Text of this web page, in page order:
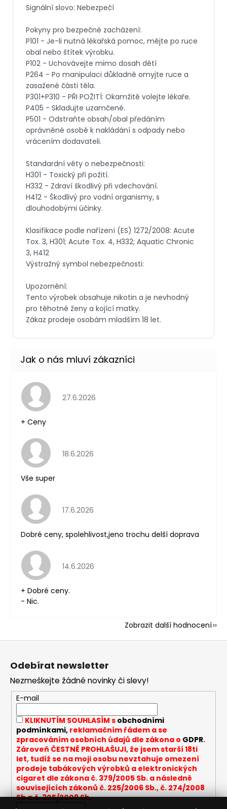
Hodnocení obchodu je 5 z 5 hvězdiček.
27.6.2026
+ Ceny
Hodnocení obchodu je 5 z 5 hvězdiček.
18.6.2026
Vše super
Hodnocení obchodu je 5 z 5 hvězdiček.
17.6.2026
Dobré ceny, spolehlivost,jeno trochu delší doprava
Hodnocení obchodu je 5 z 5 hvězdiček.
14.6.2026
+ Dobré ceny.
- Nic.
Zobrazit další hodnocení
Z
Odebírat newsletter
Nezmeškejte žádné novinky či slevy!
E-mail
KLIKNUTÍM SOUHLASÍM s obchodními
podmínkami,reklamačním řádem a se
zpracováním osobních údajů dle zákona o GDPR.
Zároveň ČESTNĚ PROHLAŠUJI, že jsem starší 18ti
let, tudíž se na moji osobu nevztahuje omezení
prodeje tabákových výrobků a elektronických
cigaret dle zákona č. 379/2005 Sb. a následně
souvisejících zákonů č. 225/2006 Sb., č. 274/2008
Sb a č. 305/2009 Sb.